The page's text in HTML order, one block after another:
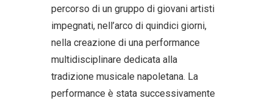
percorso di un gruppo di giovani artisti
impegnati, nell’arco di quindici giorni,
nella creazione di una performance
multidisciplinare dedicata alla
tradizione musicale napoletana. La
performance è stata successivamente